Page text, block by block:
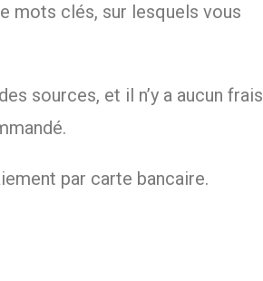
mots clés, sur lesquels vous
sources, et il n’y a aucun frais
par carte bancaire.